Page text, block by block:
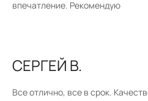
впечатление. Рекомендую
СЕРГЕЙ В.
Все отлично, все в срок.